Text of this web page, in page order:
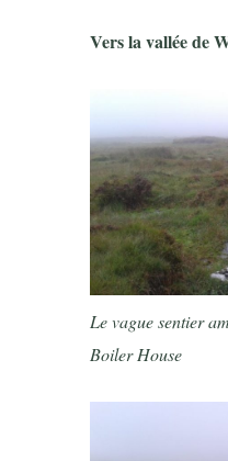
Vers la vallée de
Le vague sentier
Boiler House